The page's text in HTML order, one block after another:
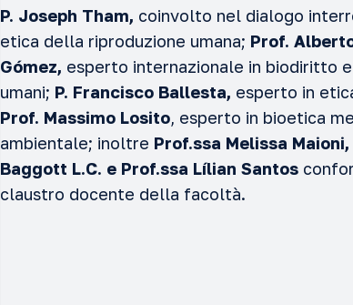
P. Joseph Tham, coinvolto nel dialogo
etica della riproduzione umana; Prof.
Gómez, esperto internazionale in biodiritto
umani; P. Francisco Ballesta, esperto in
Prof. Massimo Losito, esperto in bioetica
ambientale; inoltre Prof.ssa Melissa Maioni,
Baggott L.C. e Prof.ssa Lílian Santos
claustro docente della facoltà.